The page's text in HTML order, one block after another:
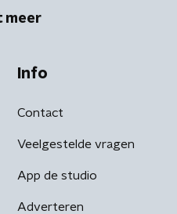
meer
Info
Contact
Veelgestelde vragen
App de studio
Adverteren